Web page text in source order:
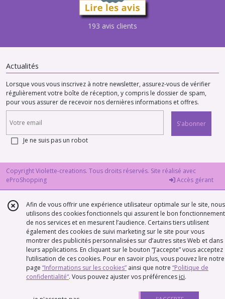
193 avis clients
Actualités
Lorsque vous vous inscrivez à notre newsletter, assurez-vous de vérifier
régulièrement votre boîte de réception, y compris le dossier de spam,
pour vous assurer de recevoir nos dernières informations et offres.
S'abonner
Je ne suis pas un robot
Copyright Violette-creations. Tous droits réservés. Site réalisé avec
eProShopping
Accès gérant
Afin de vous offrir une expérience utilisateur optimale sur le site, nous
utilisons des cookies fonctionnels qui assurent le bon fonctionnement
de nos services et en mesurent l’audience. Certains tiers utilisent
également des cookies de suivi marketing sur le site pour vous
montrer des publicités personnalisées sur d’autres sites Web et dans
leurs applications. En cliquant sur le bouton “J’accepte” vous acceptez
l’utilisation de ces cookies. Pour en savoir plus, vous pouvez lire notre
page “Informations sur les cookies” ainsi que notre “Politique de
confidentialité“. Vous pouvez ajuster vos préférences ici.